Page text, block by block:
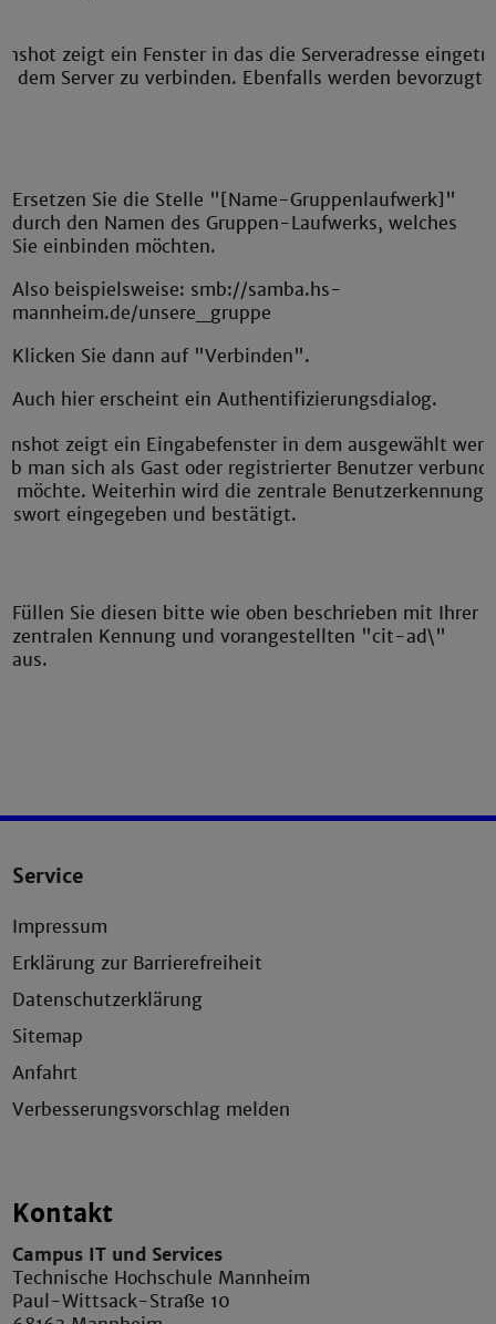
Ersetzen Sie die Stelle "[Name-Gruppenlaufwerk]"
durch den Namen des Gruppen-Laufwerks, welches
Sie einbinden möchten.
Also beispielsweise: smb://samba.hs-
mannheim.de/unsere_gruppe
Klicken Sie dann auf "Verbinden".
Auch hier erscheint ein Authentifizierungsdialog.
Füllen Sie diesen bitte wie oben beschrieben mit Ihrer
zentralen Kennung und vorangestellten "cit-ad\"
aus.
Service
Impressum
Erklärung zur Barrierefreiheit
Datenschutzerklärung
Sitemap
Anfahrt
Verbesserungsvorschlag melden
Kontakt
Campus IT und Services
Technische Hochschule Mannheim
Paul-Wittsack-Straße 10